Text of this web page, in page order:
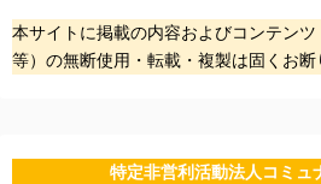
本サイトに掲載の内容およびコンテン
等）の無断使用・転載・複製は固くお断
特定非営利活動法人コミ